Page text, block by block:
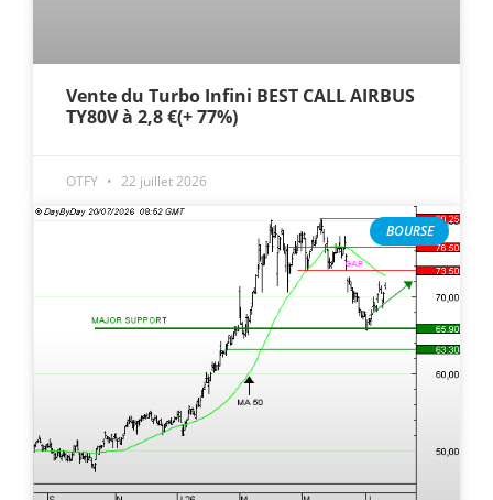
Vente du Turbo Infini BEST CALL AIRBUS
TY80V à 2,8 €(+ 77%)
OTFY 22 juillet 2026
BOURSE